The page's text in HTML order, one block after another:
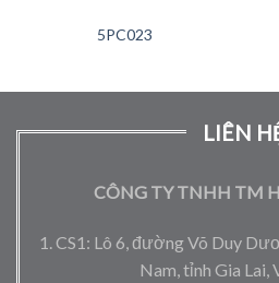
5PC023
LIÊN
CÔNG TY TNHH TM
1. CS1: Lô 6, đường Võ Duy
Nam, tỉnh Gia Lai,